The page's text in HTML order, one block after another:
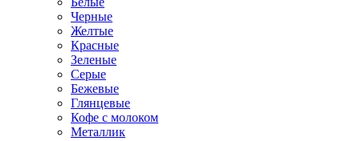
Черные
Желтые
Красные
Зеленые
Серые
Бежевые
Глянцевые
Кофе с молоком
Металлик